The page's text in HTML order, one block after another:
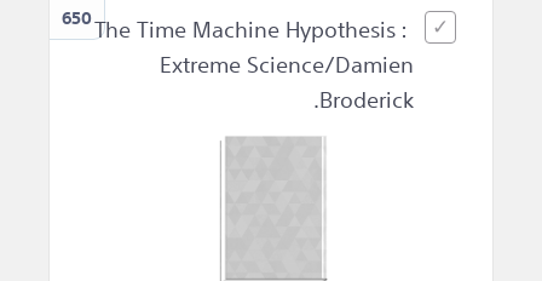
650The Time Machine Hypothesis :
Extreme Science/Damien
Broderick.